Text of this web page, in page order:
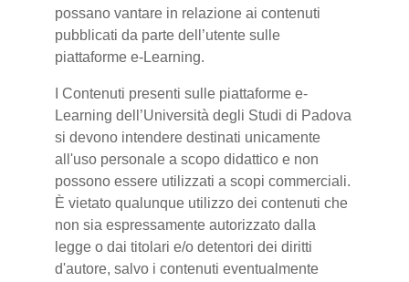
possano vantare in relazione ai contenuti
pubblicati da parte dell’utente sulle
piattaforme e-Learning.
I Contenuti presenti sulle piattaforme e-
Learning dell’Università degli Studi di Padova
si devono intendere destinati unicamente
all'uso personale a scopo didattico e non
possono essere utilizzati a scopi commerciali.
È vietato qualunque utilizzo dei contenuti che
non sia espressamente autorizzato dalla
legge o dai titolari e/o detentori dei diritti
d'autore, salvo i contenuti eventualmente